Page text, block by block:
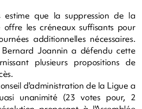
estime que la suppression de la
les créneaux suffisants pour
additionnelles nécessaires.
Joannin a défendu cette
plusieurs propositions de
d'administration de la Ligue a
unanimité (23 votes pour, 2